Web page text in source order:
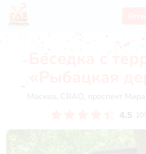
Беседка с
«Рыбацкая
Москва, СВАО, проспект Мира
4.5